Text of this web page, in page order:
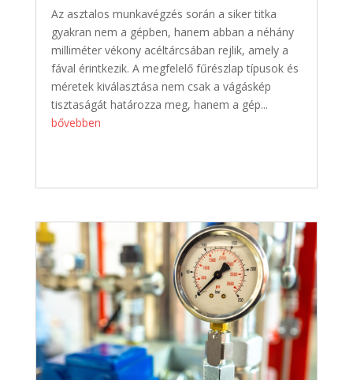
Az asztalos munkavégzés során a siker titka
gyakran nem a gépben, hanem abban a néhány
milliméter vékony acéltárcsában rejlik, amely a
fával érintkezik. A megfelelő fűrészlap típusok és
méretek kiválasztása nem csak a vágáskép
tisztaságát határozza meg, hanem a gép...
bővebben